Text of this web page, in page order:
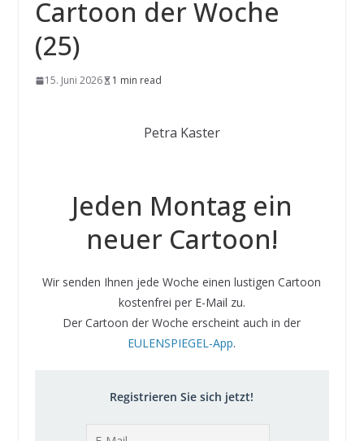
Cartoon der Woche
(25)
15. Juni 2026 1 min read
Petra Kaster
Jeden Montag ein
neuer Cartoon!
Wir senden Ihnen jede Woche einen lustigen Cartoon
kostenfrei per E-Mail zu.
Der Cartoon der Woche erscheint auch in der
EULENSPIEGEL-App.
Registrieren Sie sich jetzt!